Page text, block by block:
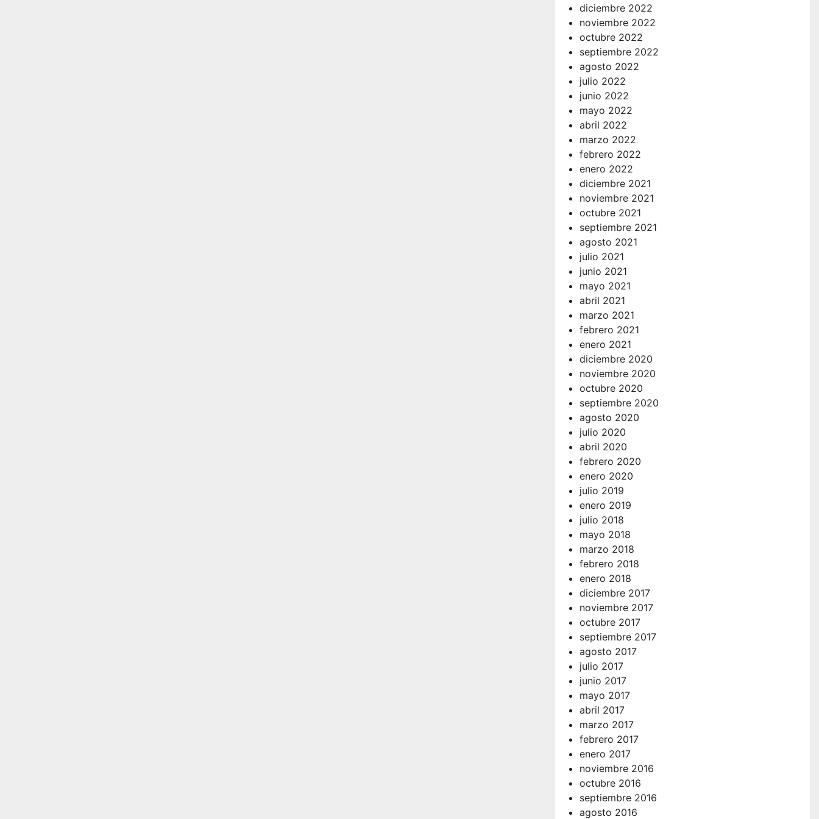
diciembre 2022
noviembre 2022
octubre 2022
septiembre 2022
agosto 2022
julio 2022
junio 2022
mayo 2022
abril 2022
marzo 2022
febrero 2022
enero 2022
diciembre 2021
noviembre 2021
octubre 2021
septiembre 2021
agosto 2021
julio 2021
junio 2021
mayo 2021
abril 2021
marzo 2021
febrero 2021
enero 2021
diciembre 2020
noviembre 2020
octubre 2020
septiembre 2020
agosto 2020
julio 2020
abril 2020
febrero 2020
enero 2020
julio 2019
enero 2019
julio 2018
mayo 2018
marzo 2018
febrero 2018
enero 2018
diciembre 2017
noviembre 2017
octubre 2017
septiembre 2017
agosto 2017
julio 2017
junio 2017
mayo 2017
abril 2017
marzo 2017
febrero 2017
enero 2017
noviembre 2016
octubre 2016
septiembre 2016
agosto 2016